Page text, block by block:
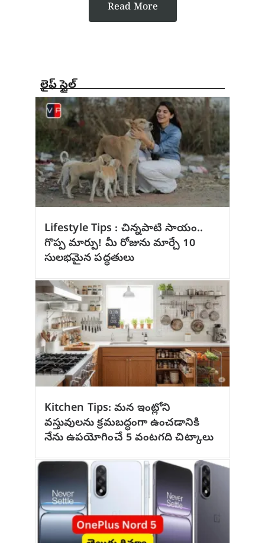
Read More
లైఫ్ స్టైల్
Lifestyle Tips : చిన్నపాటి సాయం..
గొప్ప మార్పు! మీ రోజును మార్చే 10
సులభమైన పద్ధతులు
Kitchen Tips: మన ఇంట్లోని
వస్తువులను క్రమబద్ధంగా ఉంచడానికి
నేను ఉపయోగించే 5 వంటగది చిట్కాలు